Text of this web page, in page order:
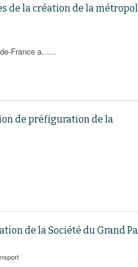
de la création de la
de-France a…...
de préfiguration de la
de la Société du Grand